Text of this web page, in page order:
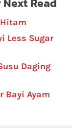
Less Sugar
Daging
Bayi Ayam